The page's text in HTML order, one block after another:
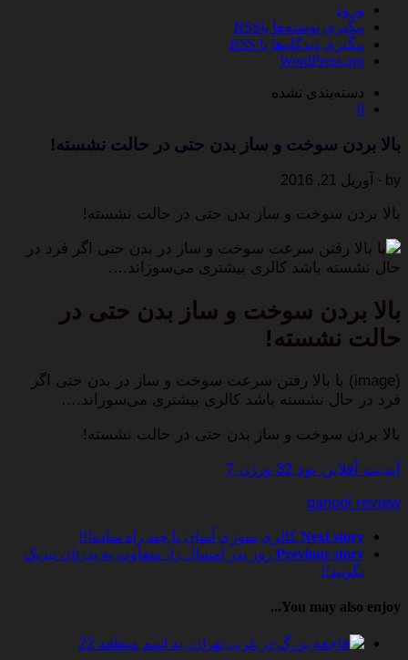
ورود
پیگیری نوشته‌ها باRSS
پیگیری دیدگاه‌ها با RSS
WordPress.org
دسته‌بندی نشده
0
بالا بردن سوخت و ساز بدن حتی در حالت نشسته!
by · آوریل 21, 2016
بالا بردن سوخت و ساز بدن حتی در حالت نشسته!
با بالا رفتن سرعت سوخت و ساز در بدن حتی اگر فرد در
حال نشسته باشد کالری بیشتری می‌سوزاند.…
بالا بردن سوخت و ساز بدن حتی در
حالت نشسته!
(image) با بالا رفتن سرعت سوخت و ساز در بدن حتی اگر
فرد در حال نشسته باشد کالری بیشتری می‌سوزاند.…
بالا بردن سوخت و ساز بدن حتی در حالت نشسته!
آپدیت آفلاین نود 32 ورژن 7
ganool review
Next story کالری سوزی آسان با چند راه ساده!!!
Previous story روز پدر امسال را، متفاوت به پدرتان تبریک
بگویید!!
You may also enjoy...